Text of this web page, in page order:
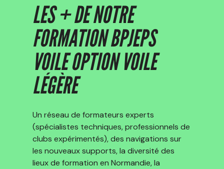
LES + DE NOTRE
FORMATION BPJEPS
VOILE OPTION VOILE
LÉGÈRE
Un réseau de formateurs experts
(spécialistes techniques, professionnels de
clubs expérimentés), des navigations sur
les nouveaux supports, la diversité des
lieux de formation en Normandie, la